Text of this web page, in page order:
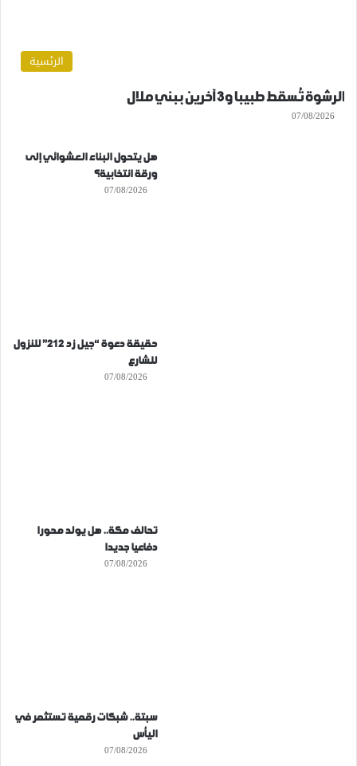
الرئسية
الرشوة تُسقط طبيبا و3 آخرين ببني ملال
07/08/2026
هل يتحول البناء العشوائي إلى
ورقة انتخابية؟
07/08/2026
حقيقة دعوة “جيل زد 212” للنزول
للشارع
07/08/2026
تحالف مكة.. هل يولد محورا
دفاعيا جديدا
07/08/2026
سبتة.. شبكات رقمية تستثمر في
اليأس
07/08/2026